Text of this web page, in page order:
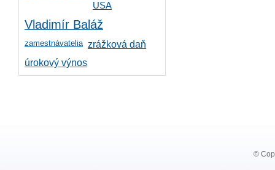
USA
Vladimír Baláž
zamestnávatelia zrážková daň
úrokový výnos
©